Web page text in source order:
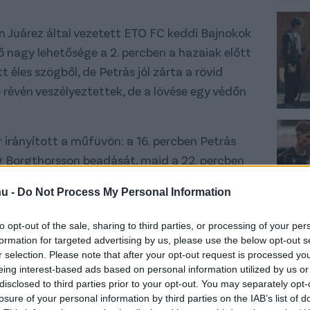
- Do Not Process My Personal Information
opt-out of the sale, sharing to third parties, or processing of your
for targeted advertising by us, please use the below opt-out
selection. Please note that after your opt-out request is processed
interest-based ads based on personal information utilized by us
to third parties prior to your opt-out. You may separately
of your personal information by third parties on the IAB’s list of
Juárez által vezetett ETO FC keddi Bajnokok
nagy lehetősége a 2. percben a hazaiak előtt
szögből, de Petrás jól zárta a rövid
veszélyeztettek, de a lövése egy védőn
a műfüvön: a 16. percben Petrás
beadását, majd a 22. percben
könnyedén. Két perccel később az
de Petrás ezt a lövést is kiütötte.
kontrákra rendezkedett be, a 17.
került a bal oldalon, de az akció végén
lehetőség. A 37. perc hozta az eddigi
után Csinger érkezett a hosszú
fejese elkerülte a kaput.